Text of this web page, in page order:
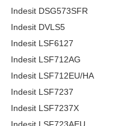
Indesit DSG573SFR
Indesit DVLS5
Indesit LSF6127
Indesit LSF712AG
Indesit LSF712EU/HA
Indesit LSF7237
Indesit LSF7237X
Indesit LSF723AEU